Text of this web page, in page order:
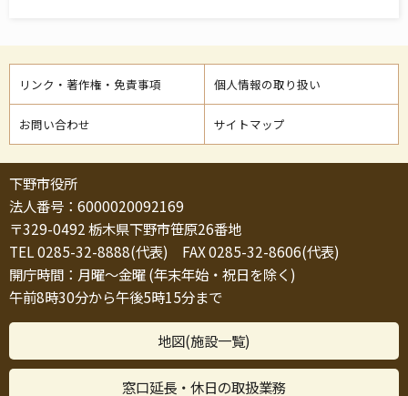
リンク・著作権・免責事項 個人情報の取り扱い
お問い合わせ サイトマップ
下野市役所
法人番号：6000020092169
〒329-0492 栃木県下野市笹原26番地
TEL 0285-32-8888(代表) FAX 0285-32-8606(代表)
開庁時間：月曜～金曜 (年末年始・祝日を除く)
午前8時30分から午後5時15分まで
地図(施設一覧)
窓口延長・休日の取扱業務